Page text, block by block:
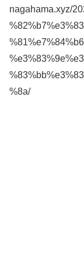
nagahama.xyz/
%8a/